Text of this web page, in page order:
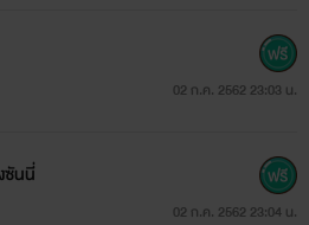
02 ก.ค. 2562 23:03 น.
ซันนี่
02 ก.ค. 2562 23:04 น.